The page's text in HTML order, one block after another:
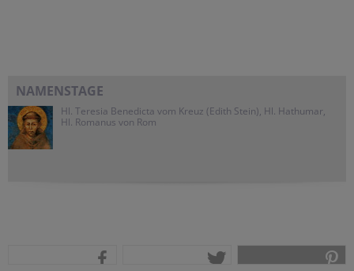
NAMENSTAGE
Hl. Teresia Benedicta vom Kreuz (Edith Stein), Hl. Hathumar,
Hl. Romanus von Rom